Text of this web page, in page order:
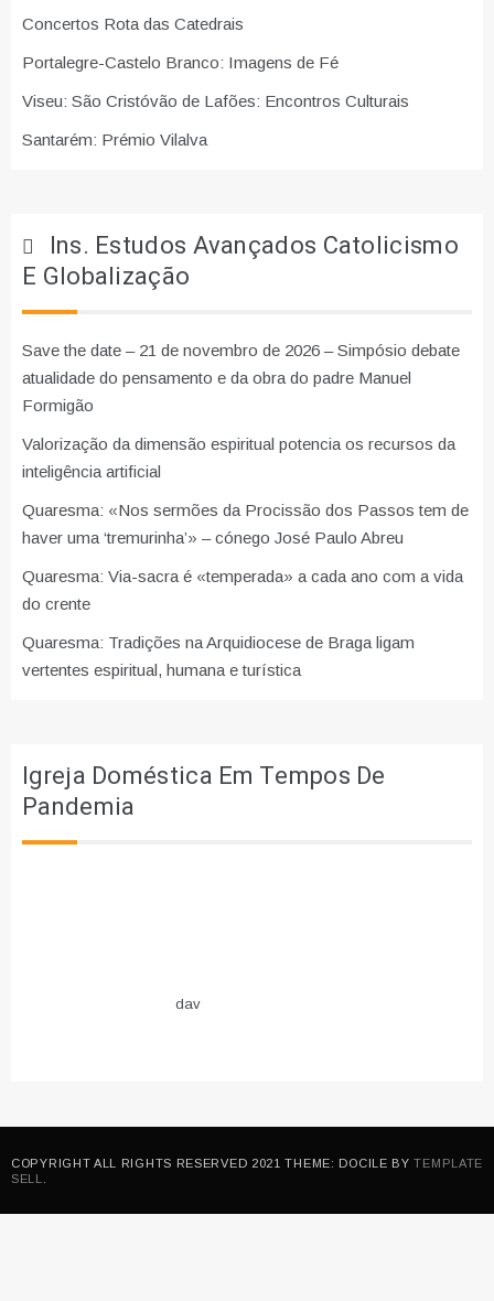
Concertos Rota das Catedrais
Portalegre-Castelo Branco: Imagens de Fé
Viseu: São Cristóvão de Lafões: Encontros Culturais
Santarém: Prémio Vilalva
Ins. Estudos Avançados Catolicismo
E Globalização
Save the date – 21 de novembro de 2026 – Simpósio debate
atualidade do pensamento e da obra do padre Manuel
Formigão
Valorização da dimensão espiritual potencia os recursos da
inteligência artificial
Quaresma: «Nos sermões da Procissão dos Passos tem de
haver uma ‘tremurinha’» – cónego José Paulo Abreu
Quaresma: Via-sacra é «temperada» a cada ano com a vida
do crente
Quaresma: Tradições na Arquidiocese de Braga ligam
vertentes espiritual, humana e turística
Igreja Doméstica Em Tempos De
Pandemia
dav
COPYRIGHT ALL RIGHTS RESERVED 2021 THEME: DOCILE BYTEMPLATE
SELL